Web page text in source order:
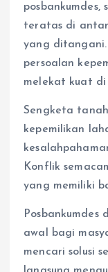
teratas di
yang
persoalan
melekat kuat di
Sengketa
kepemilikan
Konflik
yang memiliki
awal bagi
mencari solusi